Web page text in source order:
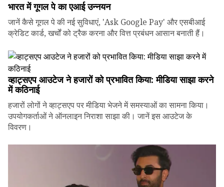
भारत में गूगल पे का एआई उन्नयन
जानें कैसे गूगल पे की नई सुविधाएं, 'Ask Google Pay' और एसबीआई
क्रेडिट कार्ड, खर्चों को ट्रैक करना और वित्त प्रबंधन आसान बनाती हैं।
व्हाट्सएप आउटेज ने हजारों को प्रभावित किया: मीडिया साझा करने
में कठिनाई
हजारों लोगों ने व्हाट्सएप पर मीडिया भेजने में समस्याओं का सामना किया।
उपयोगकर्ताओं ने ऑनलाइन निराशा साझा की। जानें इस आउटेज के
विवरण।